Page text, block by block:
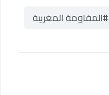
#المقاومة المغربية